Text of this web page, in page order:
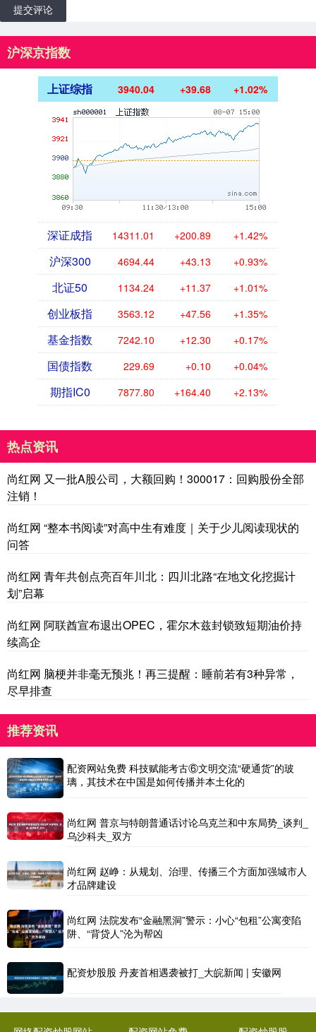
提交评论
沪深京指数
上证综指 3940.04 +39.68 +1.02%
深证成指 14311.01 +200.89 +1.42%
沪深300 4694.44 +43.13 +0.93%
北证50 1134.24 +11.37 +1.01%
创业板指 3563.12 +47.56 +1.35%
基金指数 7242.10 +12.30 +0.17%
国债指数 229.69 +0.10 +0.04%
期指IC0 7877.80 +164.40 +2.13%
热点资讯
尚红网 又一批A股公司，大额回购！300017：回购股份全部
注销！
尚红网 “整本书阅读”对高中生有难度｜关于少儿阅读现状的
问答
尚红网 青年共创点亮百年川北：四川北路“在地文化挖掘计
划”启幕
尚红网 阿联酋宣布退出OPEC，霍尔木兹封锁致短期油价持
续高企
尚红网 脑梗并非毫无预兆！再三提醒：睡前若有3种异常，
尽早排查
推荐资讯
配资网站免费 科技赋能考古⑥文明交流“硬通货”的玻
璃，其技术在中国是如何传播并本土化的
尚红网 普京与特朗普通话讨论乌克兰和中东局势_谈判_
乌沙科夫_双方
尚红网 赵峥：从规划、治理、传播三个方面加强城市人
才品牌建设
尚红网 法院发布“金融黑洞”警示：小心“包租”公寓变陷
阱、“背贷人”沦为帮凶
配资炒股股 丹麦首相遇袭被打_大皖新闻 | 安徽网